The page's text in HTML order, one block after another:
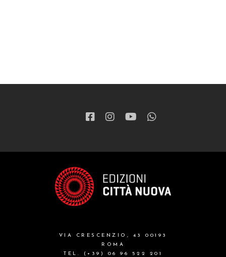
VIA CRESCENZIO, 43 00193
ROMA
TEL. (+39) 06 96 522 201